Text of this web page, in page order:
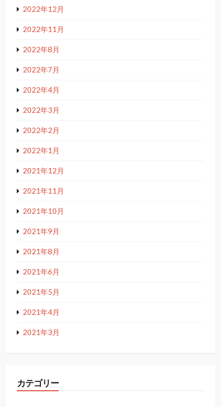
2022年12月
2022年11月
2022年8月
2022年7月
2022年4月
2022年3月
2022年2月
2022年1月
2021年12月
2021年11月
2021年10月
2021年9月
2021年8月
2021年6月
2021年5月
2021年4月
2021年3月
カテゴリー